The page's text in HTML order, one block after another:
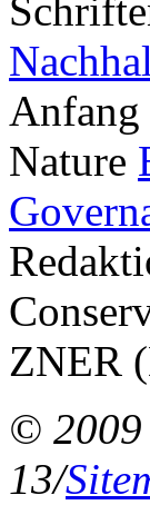
Anfang
Nature
ZNER
© 2009
13/